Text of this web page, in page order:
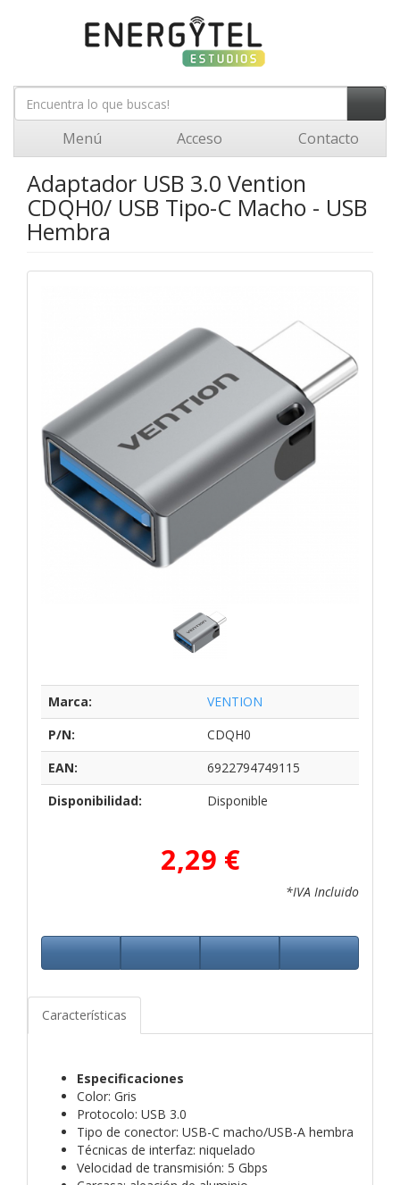
Menú Acceso Contacto
Adaptador USB 3.0 Vention
CDQH0/ USB Tipo-C Macho - USB
Hembra
Marca:
VENTION
P/N:
CDQH0
EAN:
6922794749115
Disponibilidad:
Disponible
2,29 €
*IVA Incluido
Características
Especificaciones
Color: Gris
Protocolo: USB 3.0
Tipo de conector: USB-C macho/USB-A hembra
Técnicas de interfaz: niquelado
Velocidad de transmisión: 5 Gbps